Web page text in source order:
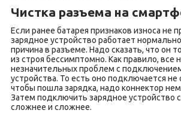
Чистка разъема на
Если ранее батарея признаков износа не
зарядное устройство работает
причина в разъеме. Надо сказать, что он
из строя бессимптомно. Как правило, все
незначительных проблем с
устройства. То есть оно подключается не
чтобы пошла зарядка, надо коннектор
Затем подключить зарядное устройство
сложнее и сложнее.